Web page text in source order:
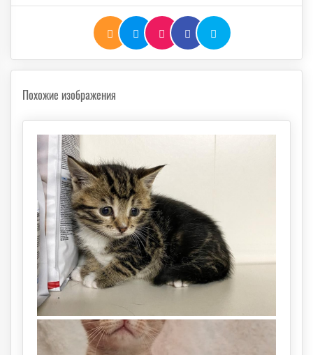
Похожие изображения